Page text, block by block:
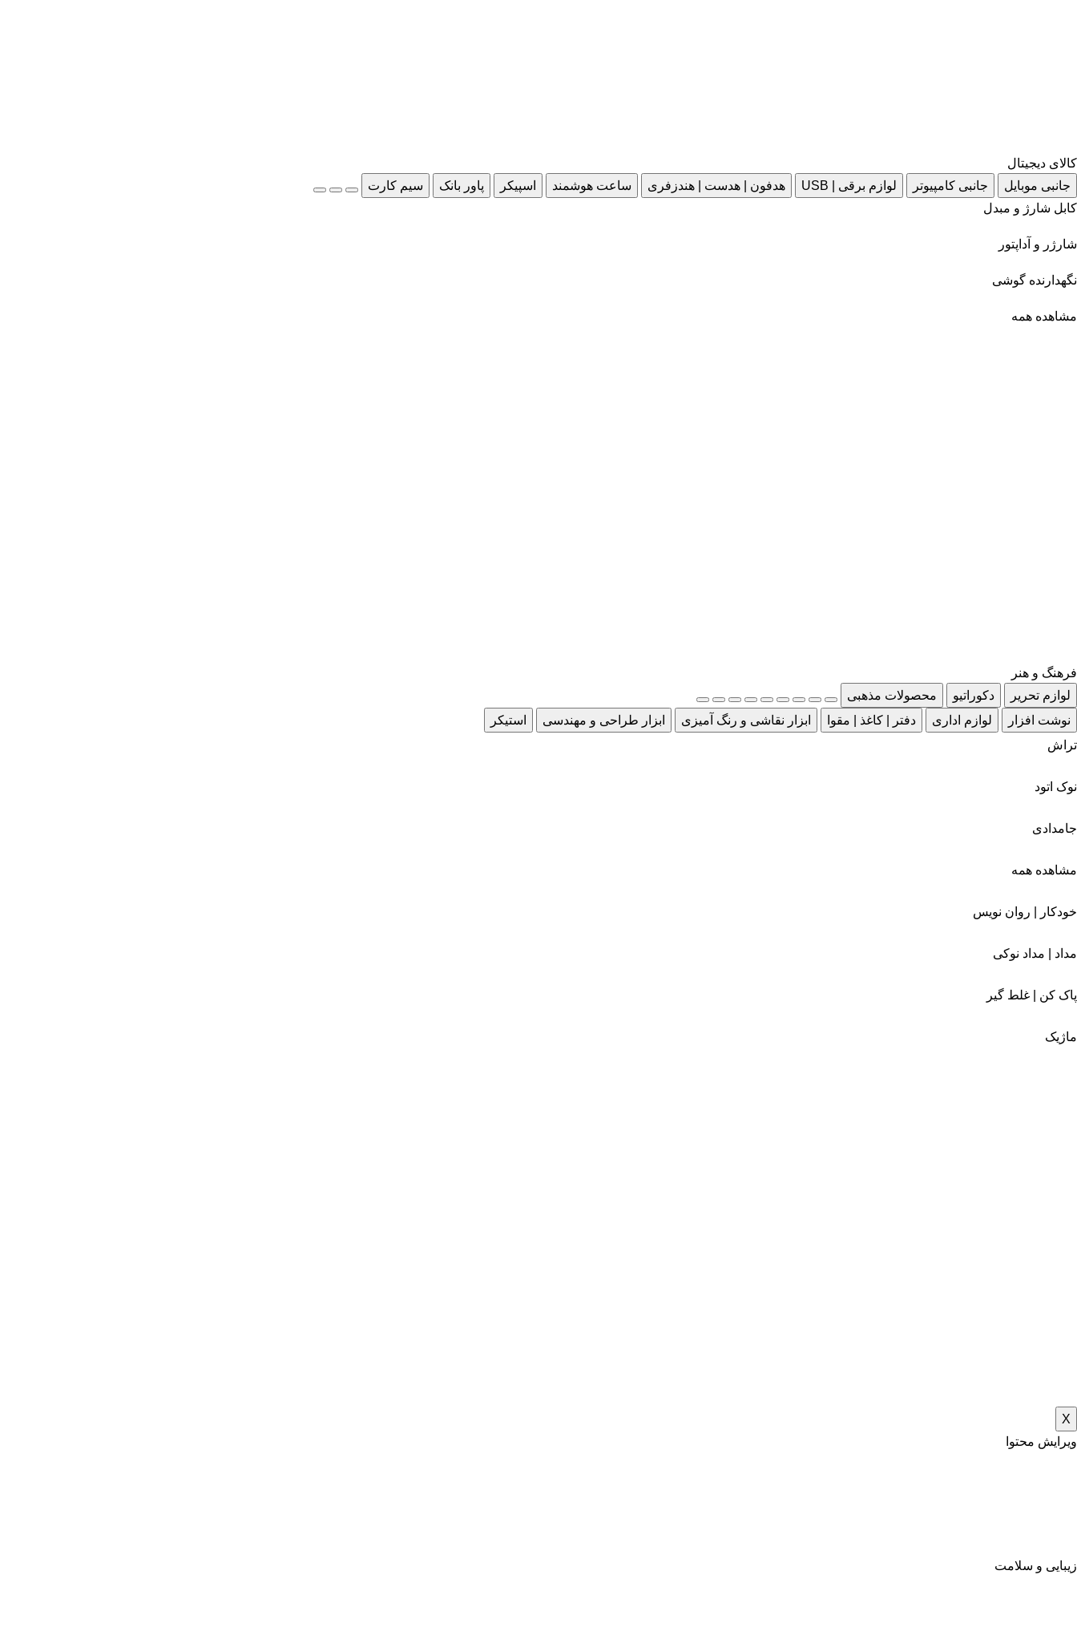
کالای دیجیتال
جانبی موبایل
جانبی کامپیوتر لوازم برقی | USB هدفون | هدست | هندزفری ساعت هوشمند اسپیکر پاور بانک
سیم کارت
کابل شارژ و مبدل
شارژر و آداپتور
نگهدارنده گوشی
مشاهده همه
فرهنگ و هنر
لوازم تحریر
دکوراتیو
محصولات مذهبی
نوشت افزار
لوازم اداری دفتر | کاغذ | مقوا ابزار نقاشی و رنگ آمیزی ابزار طراحی و مهندسی
استیکر
تراش
نوک اتود
جامدادی
مشاهده همه
خودکار | روان نویس
مداد | مداد نوکی
پاک کن | غلط گیر
ماژیک
X
ویرایش محتوا
زیبایی و سلامت